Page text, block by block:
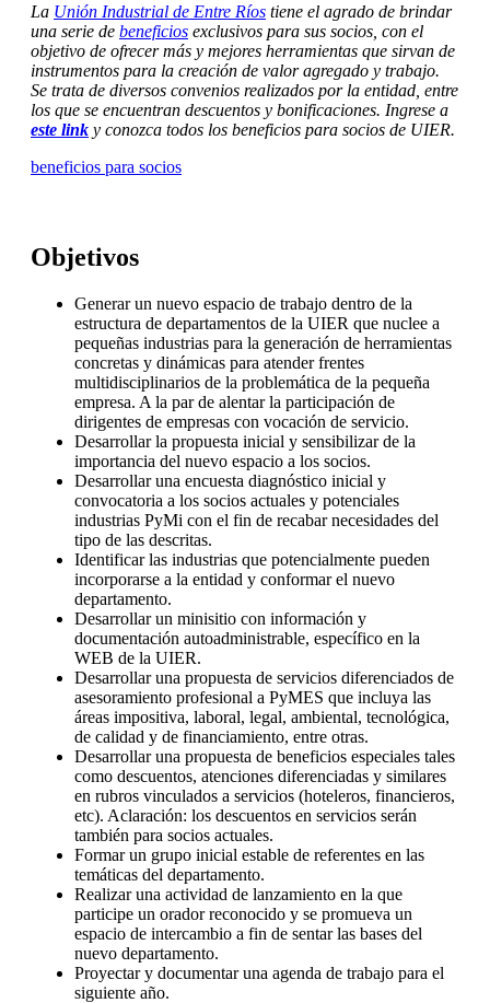
La Unión Industrial de Entre Ríos tiene el agrado de brindar
una serie de beneficios exclusivos para sus socios, con el
objetivo de ofrecer más y mejores herramientas que sirvan de
instrumentos para la creación de valor agregado y trabajo.
Se trata de diversos convenios realizados por la entidad, entre
los que se encuentran descuentos y bonificaciones. Ingrese a
este link y conozca todos los beneficios para socios de UIER.
beneficios para socios
Objetivos
Generar un nuevo espacio de trabajo dentro de la
estructura de departamentos de la UIER que nuclee a
pequeñas industrias para la generación de herramientas
concretas y dinámicas para atender frentes
multidisciplinarios de la problemática de la pequeña
empresa. A la par de alentar la participación de
dirigentes de empresas con vocación de servicio.
Desarrollar la propuesta inicial y sensibilizar de la
importancia del nuevo espacio a los socios.
Desarrollar una encuesta diagnóstico inicial y
convocatoria a los socios actuales y potenciales
industrias PyMi con el fin de recabar necesidades del
tipo de las descritas.
Identificar las industrias que potencialmente pueden
incorporarse a la entidad y conformar el nuevo
departamento.
Desarrollar un minisitio con información y
documentación autoadministrable, específico en la
WEB de la UIER.
Desarrollar una propuesta de servicios diferenciados de
asesoramiento profesional a PyMES que incluya las
áreas impositiva, laboral, legal, ambiental, tecnológica,
de calidad y de financiamiento, entre otras.
Desarrollar una propuesta de beneficios especiales tales
como descuentos, atenciones diferenciadas y similares
en rubros vinculados a servicios (hoteleros, financieros,
etc). Aclaración: los descuentos en servicios serán
también para socios actuales.
Formar un grupo inicial estable de referentes en las
temáticas del departamento.
Realizar una actividad de lanzamiento en la que
participe un orador reconocido y se promueva un
espacio de intercambio a fin de sentar las bases del
nuevo departamento.
Proyectar y documentar una agenda de trabajo para el
siguiente año.